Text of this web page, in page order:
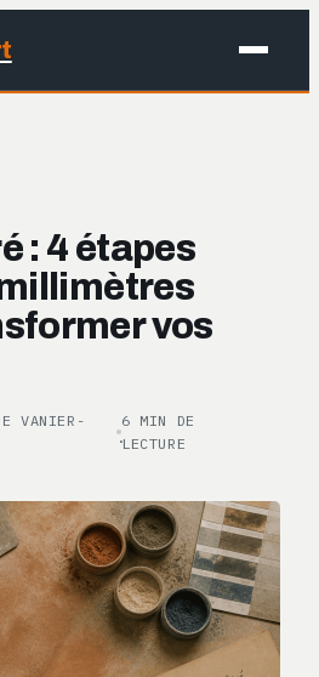
JARDINAGE
DÉCO
: 4 étapes
vos
VANIER-
·
6 MIN DE
LECTURE